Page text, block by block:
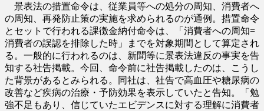
景表法の措置命令は、従業員等への処分の周知、消費者へ
の周知、再発防止策の実施を求められるのが通例。措置命令
とセットで行われる課徴金納付命令は、「消費者への周知=
消費者の誤認を排除した時」までを対象期間として算定され
る。一般的に行われるのは、新聞等に景表法違反の事実を告
知する社告掲載。今回、命令前に社告掲載したのは、こうし
た背景があるとみられる。同社は、社告で高血圧や糖尿病の
改善など疾病の治療・予防効果を表示していたと告知。「勉
強不足もあり、信じていたエビデンスに対する理解に消費者